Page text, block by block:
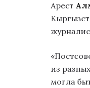
Арест
из
могла